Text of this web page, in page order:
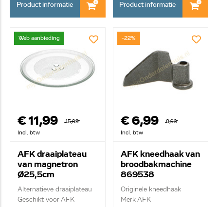
Product informatie Product informatie
Web aanbieding
€ 11,99
15,99
Incl. btw
AFK draaiplateau
van magnetron
Ø25,5cm
Alternatieve draaiplateau
Geschikt voor AFK
-22%
€ 6,99
8,99
Incl. btw
AFK kneedhaak van
broodbakmachine
869538
Originele kneedhaak
Merk AFK